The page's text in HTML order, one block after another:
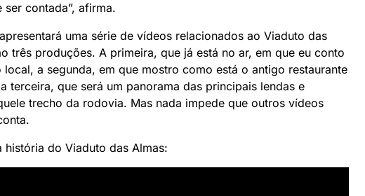
contada”, afirma.
uma série de vídeos relacionados ao Viaduto das
três produções. A primeira, que já está no ar, em que eu conto
a segunda, em que mostro como está o antigo restaurante
terceira, que será um panorama das principais lendas e
trecho da rodovia. Mas nada impede que outros vídeos
do Viaduto das Almas: